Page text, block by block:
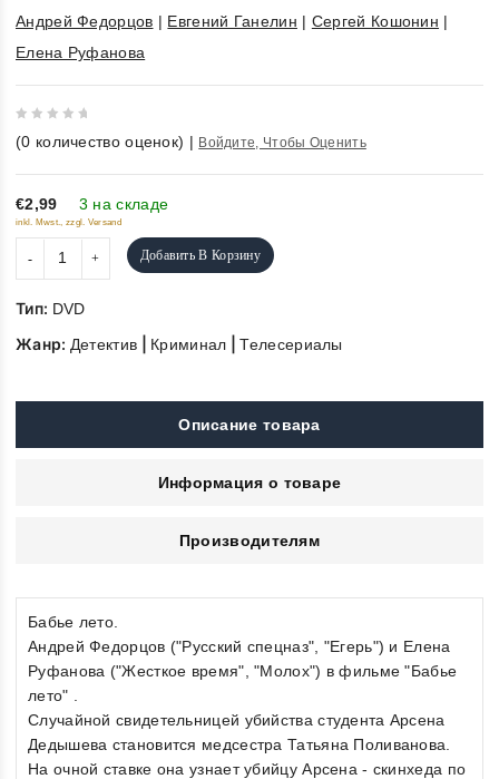
Андрей Федорцов | Евгений Ганелин | Сергей Кошонин |
Елена Руфанова
out
of
5
(0 количество оценок) | Войдите, Чтобы Оценить
€2,99 3 на складе
inkl. Mwst., zzgl. Versand
Добавить В Корзину
Тип: DVD
Жанр: Детектив Криминал |Телесериалы
Описание товара
Информация о товаре
Производителям
Бабье лето.
Андрей Федорцов ("Русский спецназ", "Егерь") и Елена
Руфанова ("Жесткое время", "Молох") в фильме "Бабье
лето" .
Случайной свидетельницей убийства студента Арсена
Дедышева становится медсестра Татьяна Поливанова.
На очной ставке она узнает убийцу Арсена - скинхеда по